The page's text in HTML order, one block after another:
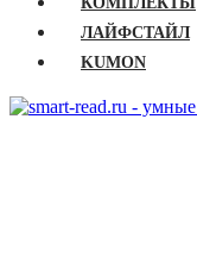
ЛАЙФСТАЙЛ
KUMON